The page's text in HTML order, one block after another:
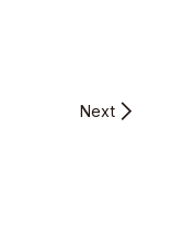
Next